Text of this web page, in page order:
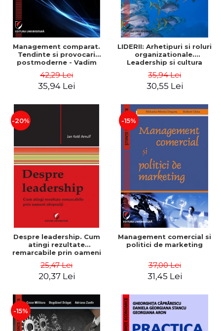
Management comparat.
Tendinte si provocari
postmoderne - Vadim
42,29 Lei
35,94 Lei
LIDERII: Arhetipuri si roluri
organizationale.
Leadership si cultura
Dumitrascu
35,94 Lei
30,55 Lei
-20%
Despre leadership. Cum
atingi rezultate
remarcabile prin oameni
25,47 Lei
20,37 Lei
-15%
Management comercial si
politici de marketing
37,00 Lei
31,45 Lei
-15%